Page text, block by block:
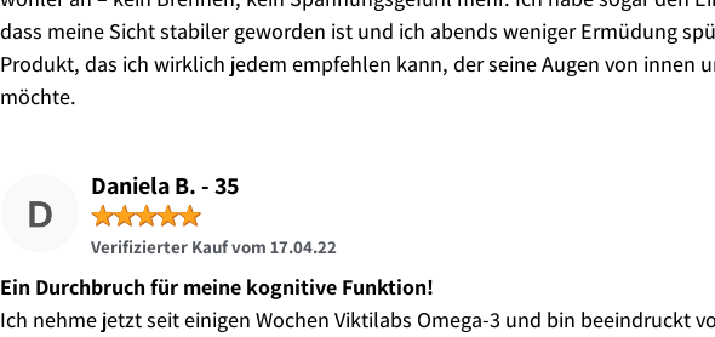
dass meine Sicht stabiler geworden ist und ich abends weniger Ermüdung
Produkt, das ich wirklich jedem empfehlen kann, der seine Augen von innen
möchte.
Daniela B. - 35
★★★★★
Verifizierter Kauf vom 17.04.22
Ein Durchbruch für meine kognitive Funktion!
Ich nehme jetzt seit einigen Wochen Viktilabs Omega-3 und bin beeindruckt